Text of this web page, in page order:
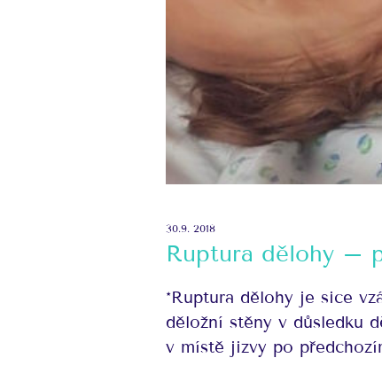
30.9. 2018
Ruptura dělohy –
*Ruptura dělohy je sice
děložní stěny v důsledku
v místě jizvy po